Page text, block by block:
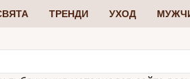
ТРЕНДИ УХОД